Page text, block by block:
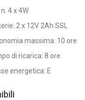
n. 4 x 4W
2 x 12V 2Ah SSL
massima: 10 ore
di ricarica: 8 ore
energetica: E